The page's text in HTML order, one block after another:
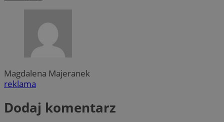
Magdalena Majeranek
reklama
Dodaj komentarz